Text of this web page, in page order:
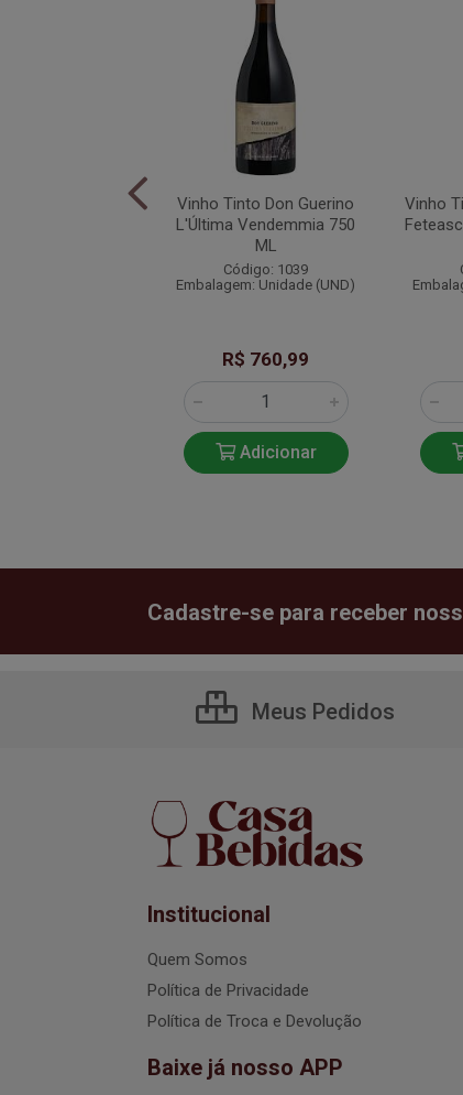
Vinho Tinto Don Guerino
L'Última Vendemmia 750
ML
Código: 1039
Embalagem: Unidade (UND)
R$ 760,99
Adicionar
Vinho
Cadastre-se para receber
Meus Pedidos
Institucional
Quem Somos
Política de Privacidade
Política de Troca e Devolução
Baixe já nosso APP